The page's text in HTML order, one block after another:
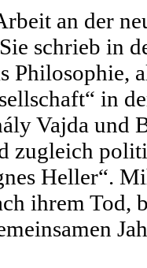
an der
schrieb in
Philosophie,
in
Vajda und
zugleich
Heller“.
ihrem